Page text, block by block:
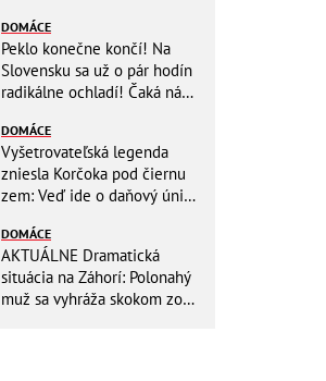
DOMÁCE
Peklo konečne končí! Na
Slovensku sa už o pár hodín
radikálne ochladí! Čaká nás
DOMÁCE
Vyšetrovateľská legenda
zniesla Korčoka pod čiernu
zem: Veď ide o daňový únik
basou!
DOMÁCE
AKTUÁLNE Dramatická
situácia na Záhorí: Polonahý
muž sa vyhráža skokom zo